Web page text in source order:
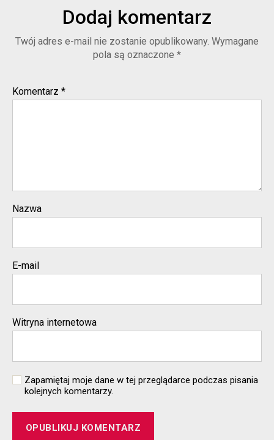
Dodaj komentarz
Twój adres e-mail nie zostanie opublikowany. Wymagane
pola są oznaczone *
Komentarz *
Nazwa
E-mail
Witryna internetowa
Zapamiętaj moje dane w tej przeglądarce podczas pisania
kolejnych komentarzy.